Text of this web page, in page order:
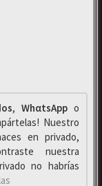
, WhαtsAppo
Nuestro
en privado,
nuestra
no habrías